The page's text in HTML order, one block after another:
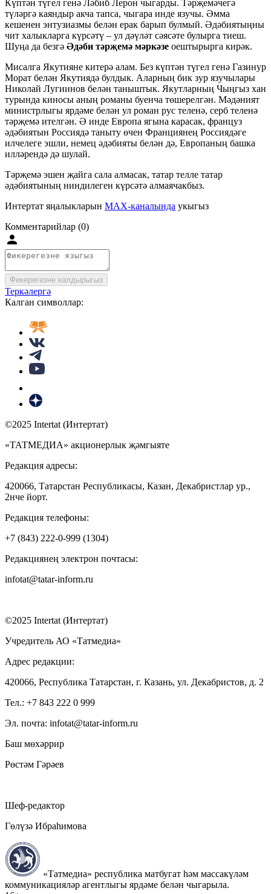
Күптән түгел генә Ләбиб Лерон чыгарды. Тәрҗемәчегә
түләргә каяндыр акча тапса, чыгара инде язучы. Әмма
кешенен энтузиазмы белән ерак барып булмый. Әдәбиятыңны
чит халыкларга күрсәтү – ул дәүләт сәясәте булырга тиеш.
Шуңа да безгә Әдәби тәрҗемә мәркәзе оештырырга кирәк.
Мисалга Якутияне китерә алам. Без күптән түгел генә Газинур
Морат белән Якутиядә булдык. Аларның бик зур язучылары
Николай Лугиинов белән таныштык. Якутларның Чыңгыз хан
турында киносы аның романы буенча төшерелгән. Мәдәният
министрлыгы ярдәме белән ул роман рус теленә, серб теленә
тәрҗемә ителгән. Ә инде Европа ягына карасак, француз
әдәбиятын Россиядә таныту өчен Франциянең Россиядәге
илчелеге эшли, немец әдәбияты белән дә, Европаның башка
илләрендә дә шулай.
Тәрҗемә эшен җайга сала алмасак, татар телле татар
әдәбиятының ниндилеген күрсәтә алмаячакбыз.
Интертат яңалыкларын MAX-каналында укыгыз
Комментарийлар (0)
Фикерегезне калдырыгыз
Теркәлергә
Калган символлар:
©2025 Intertat (Интертат)
«ТАТМЕДИА» акционерлык җәмгыяте
Редакция адресы:
420066, Татарстан Республикасы, Казан, Декабристлар ур.,
2нче йорт.
Редакция телефоны:
+7 (843) 222-0-999 (1304)
Редакциянең электрон почтасы:
infotat@tatar-inform.ru
©2025 Intertat (Интертат)
Учредитель АО «Татмедиа»
Адрес редакции:
420066, Республика Татарстан, г. Казань, ул. Декабристов, д. 2
Тел.: +7 843 222 0 999
Эл. почта: infotat@tatar-inform.ru
Баш мөхәррир
Рөстәм Гәрәев
Шеф-редактор
Гөлүзә Ибраһимова
«Татмедиа» республика матбугат һәм массакүләм
коммуникацияләр агентлыгы ярдәме белән чыгарыла.